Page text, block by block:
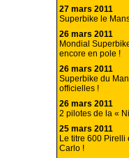
27 mars 2011
Superbike le
26 mars 2011
Mondial
encore en pole !
26 mars 2011
Superbike du
officielles !
26 mars 2011
2 pilotes de la «
25 mars 2011
Le titre 600 Pirelli
Carlo !